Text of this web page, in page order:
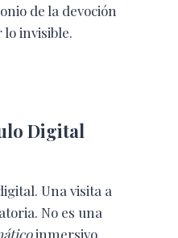
de la devoción
lo invisible.
Digital
Una visita a
No es una
inmersivo.